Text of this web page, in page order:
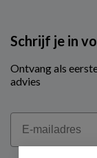
Schrijf je in
Ontvang als
advies
Email